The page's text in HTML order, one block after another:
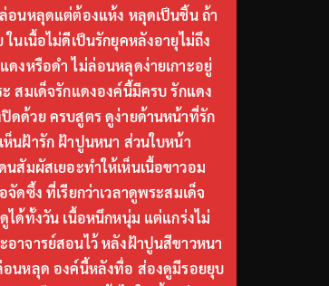
ล่อนหลุดแต่ต้องแห้ง หลุดเป็นชิ้น ถ้า
ในเนื้อไม่ดีเป็นรักยุคหลังอายุไม่ถึง
ดงหรือดำ ไม่ล่อนหลุดง่ายเกาะอยู่
สมเด็จรักแดงองค์นี้มีครบ รักแดง
ดด้วย ครบสูตร ดูง่ายด้านหน้าที่รัก
ห็นฝ้ารัก ฝ้าปูนหนา ส่วนใบหน้า
นสัมผัสเยอะทำให้เห็นเนื้อขาวอม
จัดซึ้ง ที่เรียกว่าเวลาดูพระสมเด็จ
ได้ทั้งวัน เนื้อหนึกหนุ่ม แต่แกร่งไม่
อาจารย์สอนไว้ หลังฝ้าปูนสีขาวหนา
อนหลุด องค์นี้หลังทื่อ ส่องดูมีรอยยุบ